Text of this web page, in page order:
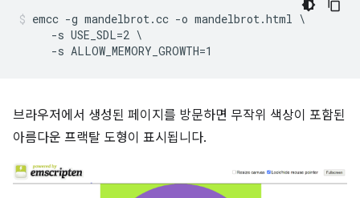
emcc -g mandelbrot.cc -o mandelbrot.html \
     -s USE_SDL=2 \
브라우저에서 생성된 페이지를 방문하면 무작위 색상이 포함된
아름다운 프랙탈 도형이 표시됩니다.